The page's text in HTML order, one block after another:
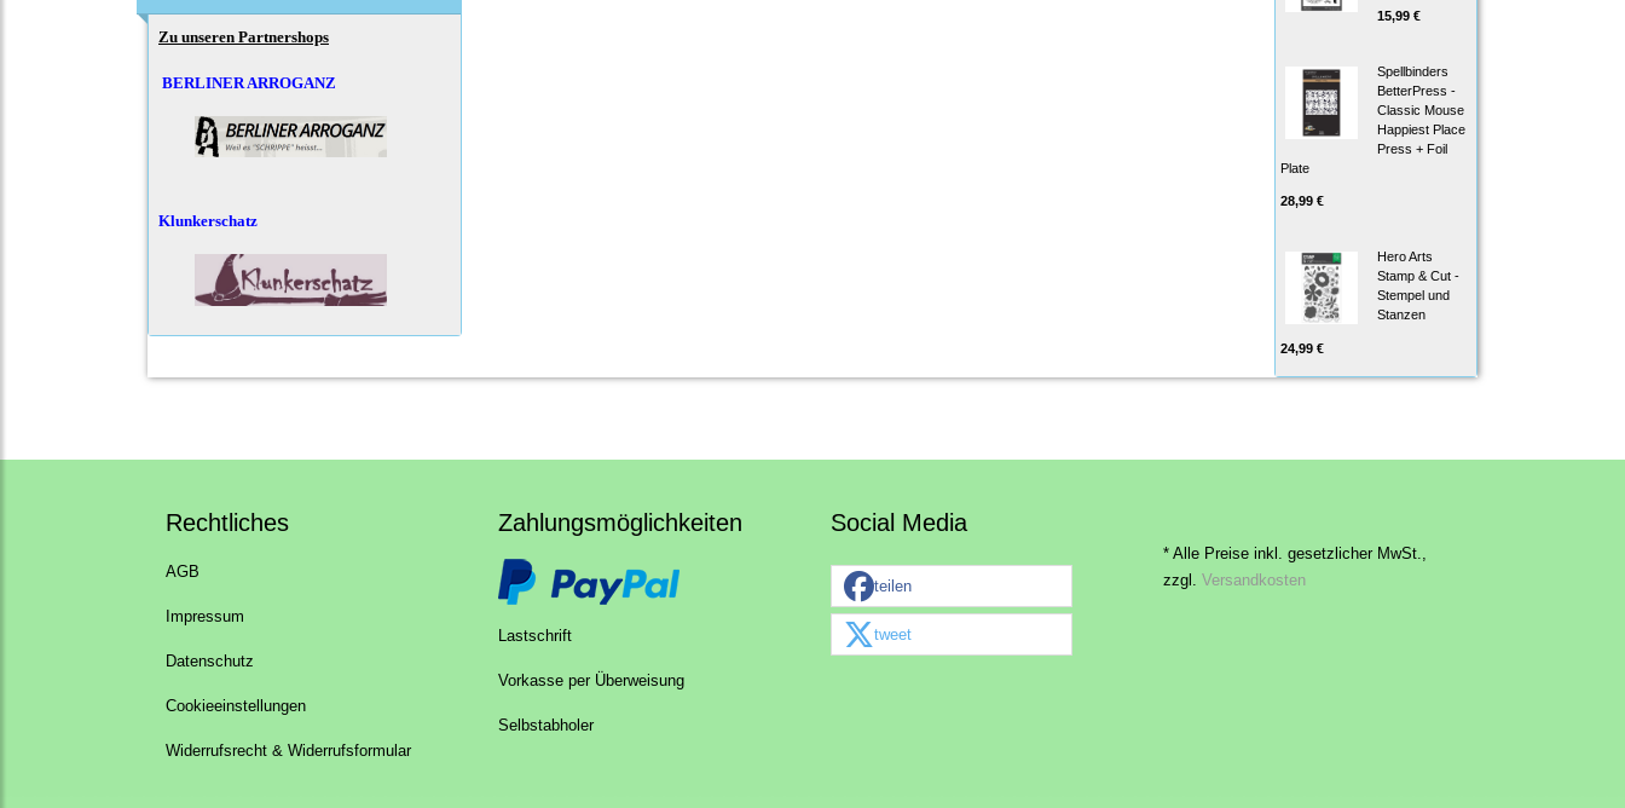
Zu unseren Partnershops
BERLINER ARROGANZ
Klunkerschatz
15,99 €
Spellbinders
BetterPress -
Classic Mouse
Happiest Place
Press + Foil
Plate
28,99 €
Hero Arts
Stamp & Cut -
Stempel und
Stanzen
24,99 €
Rechtliches
AGB
Impressum
Datenschutz
Cookieeinstellungen
Widerrufsrecht & Widerrufsformular
Zahlungsmöglichkeiten
Lastschrift
Vorkasse per Überweisung
Selbstabholer
Social Media
teilen
tweet
* Alle Preise inkl. gesetzlicher MwSt.,
zzgl.
Versandkosten